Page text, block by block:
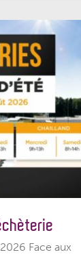
Face aux